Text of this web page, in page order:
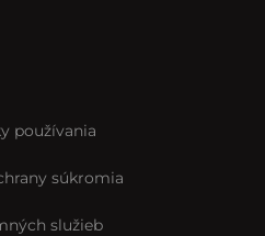
používania
súkromia
služieb